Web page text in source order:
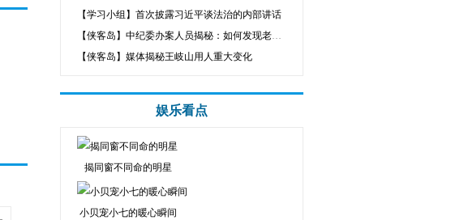
【学习小组】首次披露习近平谈法治的内部讲话
【侠客岛】中纪委办案人员揭秘：如何发现老虎的线索
【侠客岛】媒体揭秘王岐山用人重大变化
娱乐看点
揭同窗不同命的明星
小贝宠小七的暖心瞬间